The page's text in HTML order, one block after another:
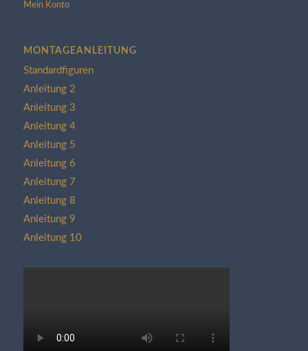
Mein Konto
MONTAGEANLEITUNG
Standardfiguren
Anleitung 2
Anleitung 3
Anleitung 4
Anleitung 5
Anleitung 6
Anleitung 7
Anleitung 8
Anleitung 9
Anleitung 10